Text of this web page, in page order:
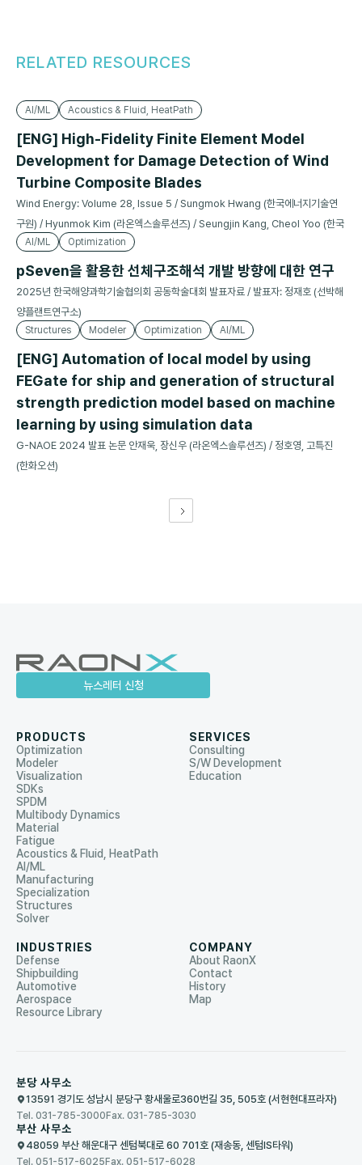
RELATED RESOURCES
AI/ML Acoustics & Fluid, HeatPath
[ENG] High-Fidelity Finite Element Model
Development for Damage Detection of Wind
Turbine Composite Blades
Wind Energy: Volume 28, Issue 5 / Sungmok Hwang (한국에너지기술연
구원) / Hyunmok Kim (라온엑스솔루션즈) / Seungjin Kang, Cheol Yoo (한국
에너지기술연구원)
AI/ML Optimization
pSeven을 활용한 선체구조해석 개발 방향에 대한 연구
2025년 한국해양과학기술협의회 공동학술대회 발표자료 / 발표자: 정재호 (선박해
양플랜트연구소)
Structures Modeler Optimization AI/ML
[ENG] Automation of local model by using
FEGate for ship and generation of structural
strength prediction model based on machine
learning by using simulation data
G-NAOE 2024 발표 논문 안재욱, 장신우 (라온엑스솔루션즈) / 정호영, 고특진
(한화오션)
뉴스레터 신청
PRODUCTS
Optimization
Modeler
Visualization
SDKs
SPDM
Multibody Dynamics
Material
Fatigue
Acoustics & Fluid, HeatPath
AI/ML
Manufacturing
Specialization
Structures
Solver
SERVICES
Consulting
S/W Development
Education
INDUSTRIES
Defense
Shipbuilding
Automotive
Aerospace
Resource Library
COMPANY
About RaonX
Contact
History
Map
분당 사무소
13591 경기도 성남시 분당구 황새울로360번길 35, 505호 (서현현대프라자)
Tel. 031-785-3000 Fax. 031-785-3030
부산 사무소
48059 부산 해운대구 센텀북대로 60 701호 (재송동, 센텀IS타워)
Tel. 051-517-6025 Fax. 051-517-6028